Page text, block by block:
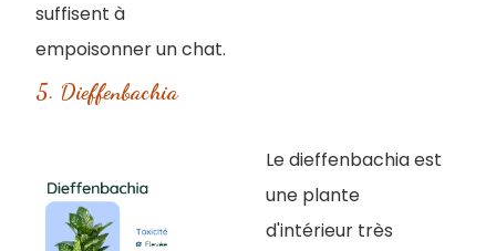
suffisent à
empoisonner un chat.
5. Dieffenbachia
Le dieffenbachia est
une plante
d'intérieur très